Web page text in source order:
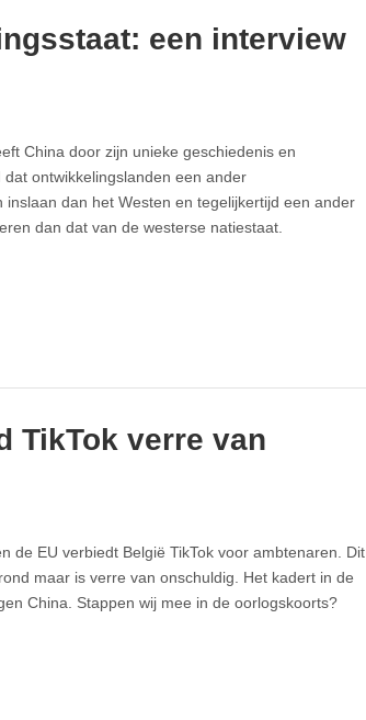
een interview
China door zijn unieke geschiedenis en
ontwikkelingslanden een ander
inslaan dan het Westen en tegelijkertijd een ander
dan dat van de westerse natiestaat.
TikTok verre van
de EU verbiedt België TikTok voor ambtenaren. Dit
maar is verre van onschuldig. Het kadert in de
China. Stappen wij mee in de oorlogskoorts?